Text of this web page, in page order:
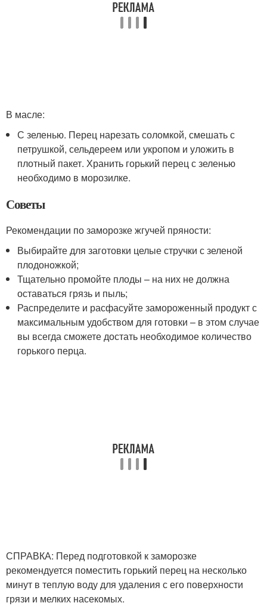
В масле:
С зеленью. Перец нарезать соломкой, смешать с
петрушкой, сельдереем или укропом и уложить в
плотный пакет. Хранить горький перец с зеленью
необходимо в морозилке.
Советы
Рекомендации по заморозке жгучей пряности:
Выбирайте для заготовки целые стручки с зеленой
плодоножкой;
Тщательно промойте плоды – на них не должна
оставаться грязь и пыль;
Распределите и расфасуйте замороженный продукт с
максимальным удобством для готовки – в этом случае
вы всегда сможете достать необходимое количество
горького перца.
СПРАВКА: Перед подготовкой к заморозке
рекомендуется поместить горький перец на несколько
минут в теплую воду для удаления с его поверхности
грязи и мелких насекомых.